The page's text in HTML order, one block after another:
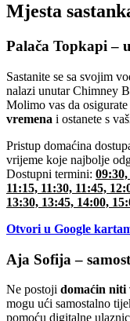
Mjesta
Palača Topkapi –
Sastanite se sa svojim
nalazi unutar Chimney
Molimo vas da osigurate
vremena i ostanete s
Pristup domaćina
vrijeme koje najbolje
Dostupni termini:
11:15, 11:30, 11:45,
13:30, 13:45, 14:00,
Otvori u Google
Aja Sofija –
Ne postoji domaćin niti
mogu ući samostalno
pomoću digitalne